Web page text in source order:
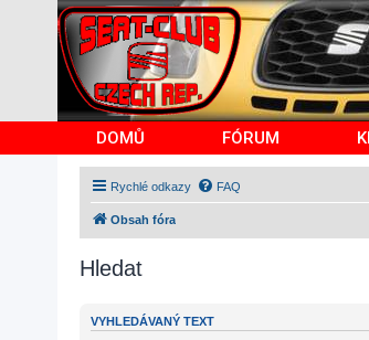
DOMŮ FÓRUM
Rychlé odkazy FAQ
Obsah fóra
Hledat
VYHLEDÁVANÝ TEXT